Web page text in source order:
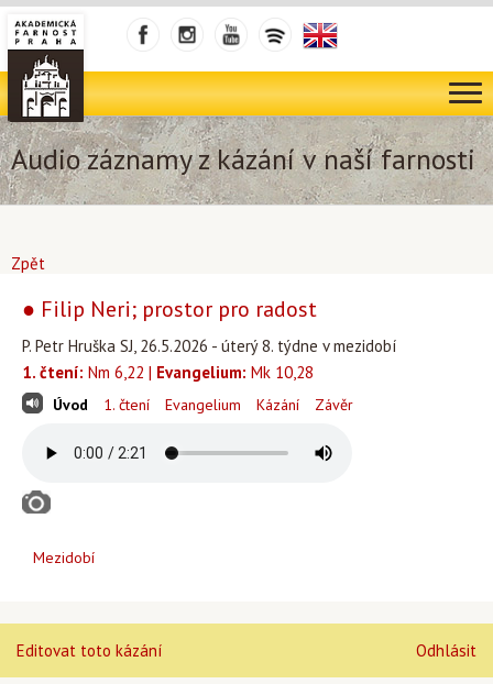
Audio záznamy z kázání v naší farnosti
Zpět
● Filip Neri; prostor pro radost
P. Petr Hruška SJ, 26.5.2026 - úterý 8. týdne v mezidobí
1. čtení: Nm 6,22 | Evangelium: Mk 10,28
Úvod 1. čtení Evangelium Kázání Závěr
Mezidobí
Editovat toto kázání Odhlásit